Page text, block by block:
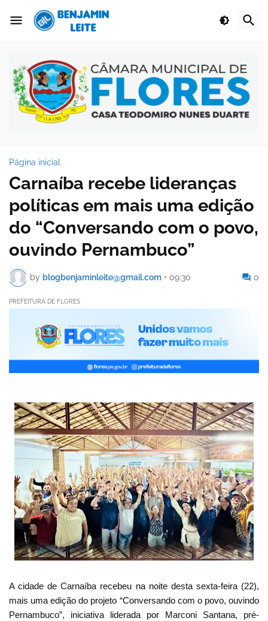
Página inicial
Carnaíba recebe lideranças
políticas em mais uma edição
do “Conversando com o povo,
ouvindo Pernambuco”
by blogbenjaminleite@gmail.com • 09:30 0
PREFEITURA DE FLORES
A cidade de Carnaíba recebeu na noite desta sexta-feira (22),
mais uma edição do projeto “Conversando com o povo, ouvindo
Pernambuco”, iniciativa liderada por Marconi Santana, pré-